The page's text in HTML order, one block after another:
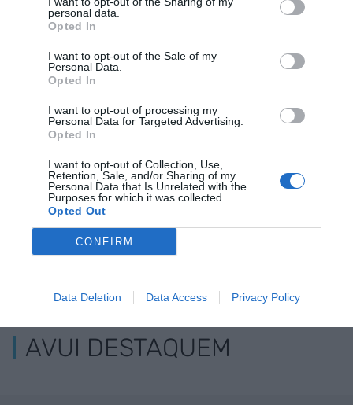
personal data.
Opted In
I want to opt-out of the Sale of my
Personal Data.
Opted In
I want to opt-out of processing my
Personal Data for Targeted Advertising.
Opted In
I want to opt-out of Collection, Use,
Retention, Sale, and/or Sharing of my
Personal Data that Is Unrelated with the
Purposes for which it was collected.
Opted Out
CONFIRM
Data Deletion Data Access Privacy Policy
La Copa Amèrica i...
un impacte
inesperat
"Ho sento, mama.
Tinc feina, però no
Una
caòtica (i
bancs
ELS MÉS LLEGITS
AVUI DESTAQUEM